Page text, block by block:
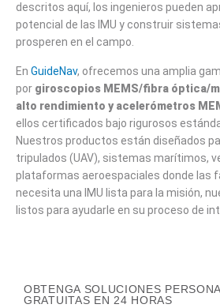
descritos aquí, los ingenieros pueden
potencial de las IMU y construir
prosperen en el campo.
En GuideNav, ofrecemos una amplia
por giroscopios MEMS/fibra óptica/
alto rendimiento y acelerómetros
ellos certificados bajo rigurosos
Nuestros productos están diseñados
tripulados (UAV), sistemas marítimos,
plataformas aeroespaciales donde las
necesita una IMU lista para la misión,
listos para ayudarle en su proceso de
OBTENGA SOLUCIONES
GRATUITAS EN 24 HORAS